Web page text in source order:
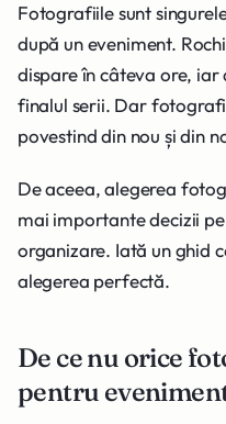
Fotografiile sunt
după un eveniment.
dispare în câteva ore,
finalul serii. Dar
povestind din nou și din
De aceea, alegerea
mai importante decizii
organizare. Iată un ghid
alegerea perfectă.
De ce nu orice
pentru